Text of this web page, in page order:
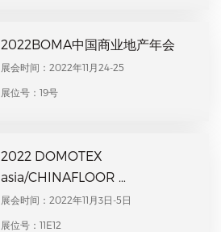
2022BOMA中国商业地产年会
展会时间：2022年11月24-25
展位号：19号
2022 ​DOMOTEX
asia/CHINAFLOOR …
展会时间：2022年11月3日-5日
展位号：11E12